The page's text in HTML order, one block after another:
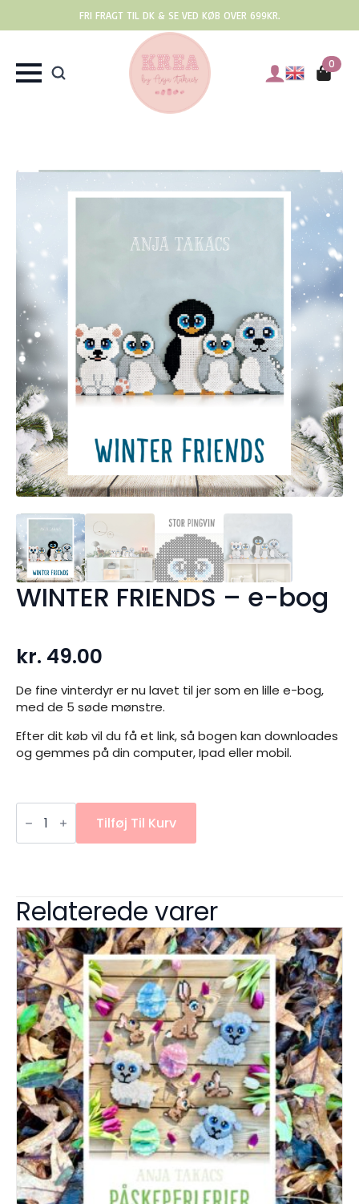
FRI FRAGT TIL DK & SE VED KØB OVER 699KR.
0
WINTER FRIENDS – e-bog
kr. 49.00
De fine vinterdyr er nu lavet til jer som en lille e-bog,
med de 5 søde mønstre.
Efter dit køb vil du få et link, så bogen kan downloades
og gemmes på din computer, Ipad eller mobil.
WINTER
FRIENDS
e-
Tilføj Til Kurv
Relaterede varer